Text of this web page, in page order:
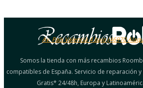
Av. País Valencià 4 bajo (46970
Somos la tienda con más recambios
compatibles de España. Servicio de reparación y
Gratis* 24/48h, Europa y